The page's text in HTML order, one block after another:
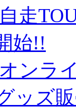
自走
始!!
オンラ
ッズ